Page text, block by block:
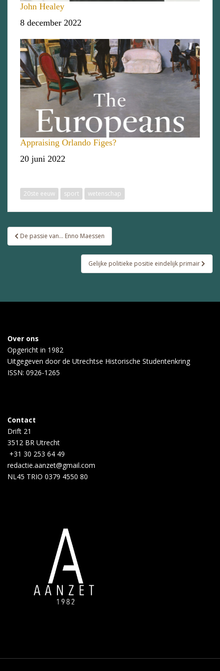
John Healey
Datum
8 december 2022
Appraising Orlando Figes?
Datum
20 juni 2022
20ste eeuw sport wetenschap
Bericht
navigatie
De passie van… Enno Maessen
Gelijke politieke positie eindelijk primair
Over ons
Opgericht in 1982
Uitgegeven door de Utrechtse Historische Studentenkring
ISSN: 0926-1265
Contact
Drift 21
3512 BR Utrecht
+31 30 253 64 49
redactie.aanzet@gmail.com
NL45 TRIO 0379 4550 80